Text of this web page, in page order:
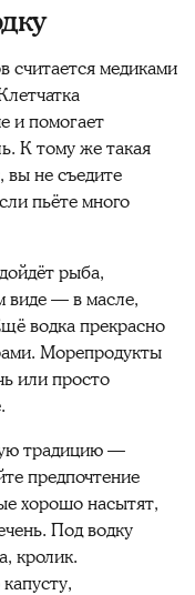
считается медиками
и помогает
К тому же такая
вы не съедите
пьёте много
рыба,
виде — в масле,
водка прекрасно
Морепродукты
или просто
традицию —
предпочтение
хорошо насытят,
Под водку
кролик.